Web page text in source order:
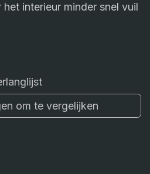
interieur minder snel vuil
om te vergelijken